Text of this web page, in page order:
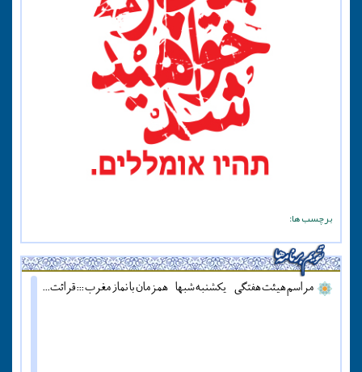
برچسب ها:
مراسم هیئت هفتگی - یکشنبه شبها - همزمان با نماز مغرب ::: قرائت دعای آل یاسین - پنج شنبه ها قبل از اذان مغرب ::: همه روزه نماز جماعت مغرب و عشاء برگزار میشود